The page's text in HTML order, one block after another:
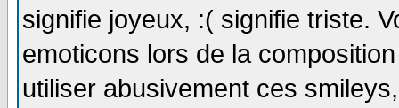
signifie joyeux, :( signifie triste.
emoticons lors de la
utiliser abusivement ces